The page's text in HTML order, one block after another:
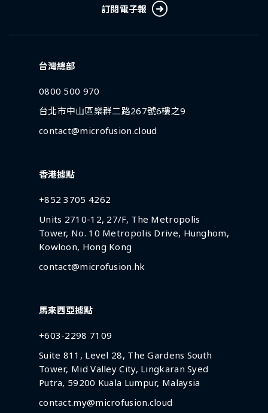
訂閱電子報
台灣總部
0800 500 970
台北市中山區樂群二路267號6樓之9
contact@microfusion.cloud
香港據點
+852 3705 4262
Units 2710-12, 27/F, The Metropolis
Tower, No. 10 Metropolis Drive, Hunghom,
Kowloon, Hong Kong
contact@microfusion.hk
馬來西亞據點
+603-2298 7109
Suite 811, Level 28, The Gardens South
Tower, Mid Valley City, Lingkaran Syed
Putra, 59200 Kuala Lumpur, Malaysia
contact.my@microfusion.cloud